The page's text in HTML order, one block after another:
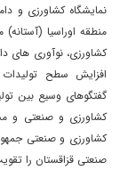
نمایشگاه کشاورزی و
منطقه اوراسیا
کشاورزی، نوآوری های
افزایش سطح
گفتگوهای وسیع بین
کشاورزی و صنعتی و
کشاورزی و صنعتی
صنعتی قزاقستان را